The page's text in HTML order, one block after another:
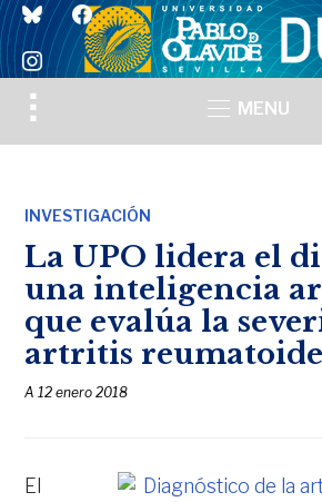
blueskyfacebook
instagram
Toggle
sidebar
MENU
INVESTIGACIÓN
La UPO lidera el
una inteligencia
que evalúa la
artritis reumatoide
A12 enero 2018
El